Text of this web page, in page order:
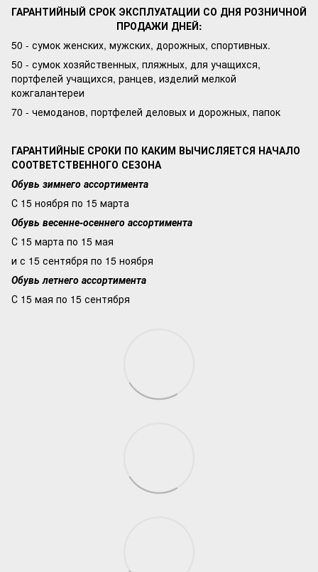
ГАРАНТИЙНЫЙ СРОК ЭКСПЛУАТАЦИИ СО ДНЯ РОЗНИЧНОЙ
ПРОДАЖИ ДНЕЙ:
50 - сумок женских, мужских, дорожных, спортивных.
50 - сумок хозяйственных, пляжных, для учащихся,
портфелей учащихся, ранцев, изделий мелкой
кожгалантереи
70 - чемоданов, портфелей деловых и дорожных, папок
ГАРАНТИЙНЫЕ СРОКИ ПО КАКИМ ВЫЧИСЛЯЕТСЯ НАЧАЛО
СООТВЕТСТВЕННОГО СЕЗОНА
Обувь зимнего ассортимента
С 15 ноября по 15 марта
Обувь весенне-осеннего ассортимента
С 15 марта по 15 мая
и с 15 сентября по 15 ноября
Обувь летнего ассортимента
С 15 мая по 15 сентября